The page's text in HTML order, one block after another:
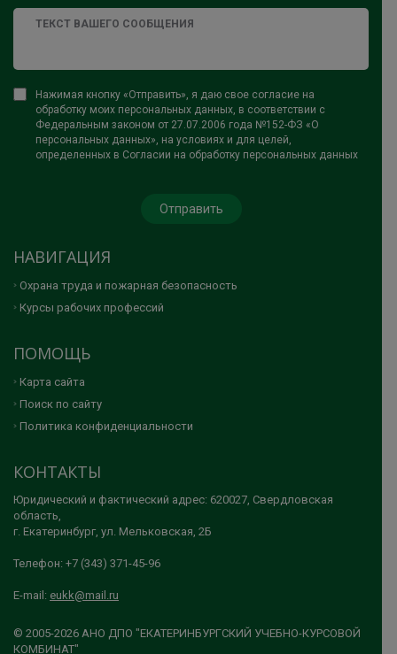
Нажимая кнопку «Отправить», я даю свое согласие на
обработку моих персональных данных, в соответствии с
Федеральным законом от 27.07.2006 года №152-ФЗ «О
персональных данных», на условиях и для целей,
определенных в Согласии на обработку персональных данных
НАВИГАЦИЯ
Охрана труда и пожарная безопасность
Курсы рабочих профессий
ПОМОЩЬ
Карта сайта
Поиск по сайту
Политика конфиденциальности
КОНТАКТЫ
Юридический и фактический адрес: 620027, Свердловская
область,
г. Екатеринбург, ул. Мельковская, 2Б
Телефон: +7 (343) 371-45-96
E-mail: eukk@mail.ru
© 2005-2026 АНО ДПО "ЕКАТЕРИНБУРГСКИЙ УЧЕБНО-КУРСОВОЙ
КОМБИНАТ"